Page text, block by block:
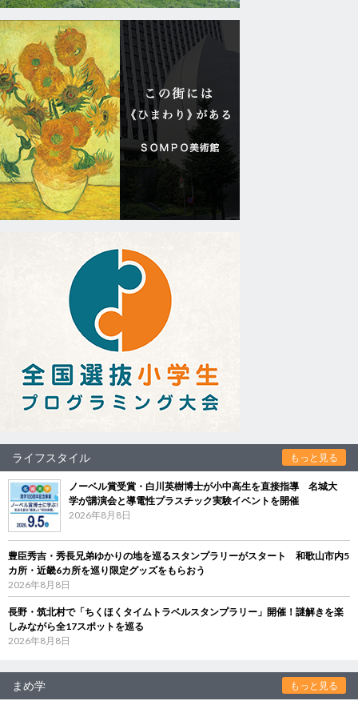
ライフスタイル もっと見る
ノーベル賞受賞・白川英樹博士が小中高生を直接指導 名城大
学が講演会と導電性プラスチック実験イベントを開催
2026年8月8日
豊臣秀吉・秀長兄弟ゆかりの地を巡るスタンプラリーがスタート 和歌山市内5
カ所・近畿6カ所を巡り限定グッズをもらおう
2026年8月8日
長野・筑北村で「ちくほくタイムトラベルスタンプラリー」開催！謎解きを楽
しみながら全17スポットを巡る
2026年8月8日
まめ学 もっと見る